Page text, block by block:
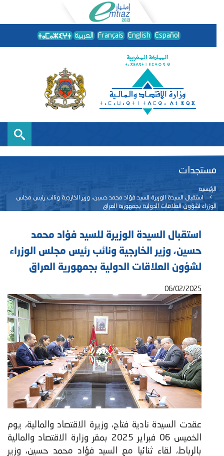
العربية Français English Español
مستجدات
الرئيسية
استقبال السيدة الوزيرة للسيد فؤاد محمد حسين، وزير الخارجية ونائب رئيس مجلس
الوزراء لشؤون العلاقات الدولية بجمهورية العراق
استقبال السيدة الوزيرة للسيد فؤاد محمد
حسين، وزير الخارجية ونائب رئيس مجلس الوزراء
لشؤون العلاقات الدولية بجمهورية العراق
06/02/2025
عقدت السيدة نادية فتاح، وزيرة الاقتصاد والمالية، يوم
الخميس 06 فبراير 2025 بمقر وزارة الاقتصاد والمالية
بالرباط، لقاء ثنائيا مع السيد فؤاد محمد حسين، وزير